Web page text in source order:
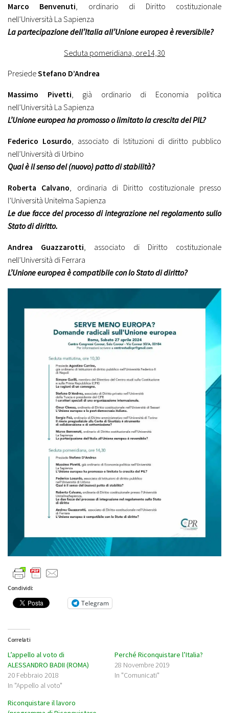
Marco Benvenuti , ordinario di Diritto costituzionale
nell’Università La Sapienza
La partecipazione dell’Italia all’Unione europea è reversibile?
Seduta pomeridiana, ore14,30
PresiedeStefano D’Andrea
Massimo Pivetti, già ordinario di Economia politica
nell’Università La Sapienza
L’Unione europea ha promosso o limitato la crescita del PIL?
Federico Losurdo, associato di Istituzioni di diritto pubblico
nell’Università di Urbino
Qual è il senso del (nuovo) patto di stabilità?
Roberta Calvano, ordinaria di Diritto costituzionale presso
l’Università Unitelma Sapienza
Le due facce del processo di integrazione nel regolamento sullo
Stato di diritto.
Andrea Guazzarotti, associato di Diritto costituzionale
nell’Università di Ferrara
L’Unione europea è compatibile con lo Stato di diritto?
Condividi:
Telegram
Correlati
L’appello al voto di
ALESSANDRO BADII (ROMA)
20 Febbraio 2018
In "Appello al voto"
Perché Riconquistare l’Italia?
28 Novembre 2019
In "Comunicati"
Riconquistare il lavoro